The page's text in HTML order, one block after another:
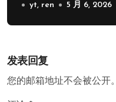
yt, ren 5 月 6, 2026
发表回复
您的邮箱地址不会被公开。